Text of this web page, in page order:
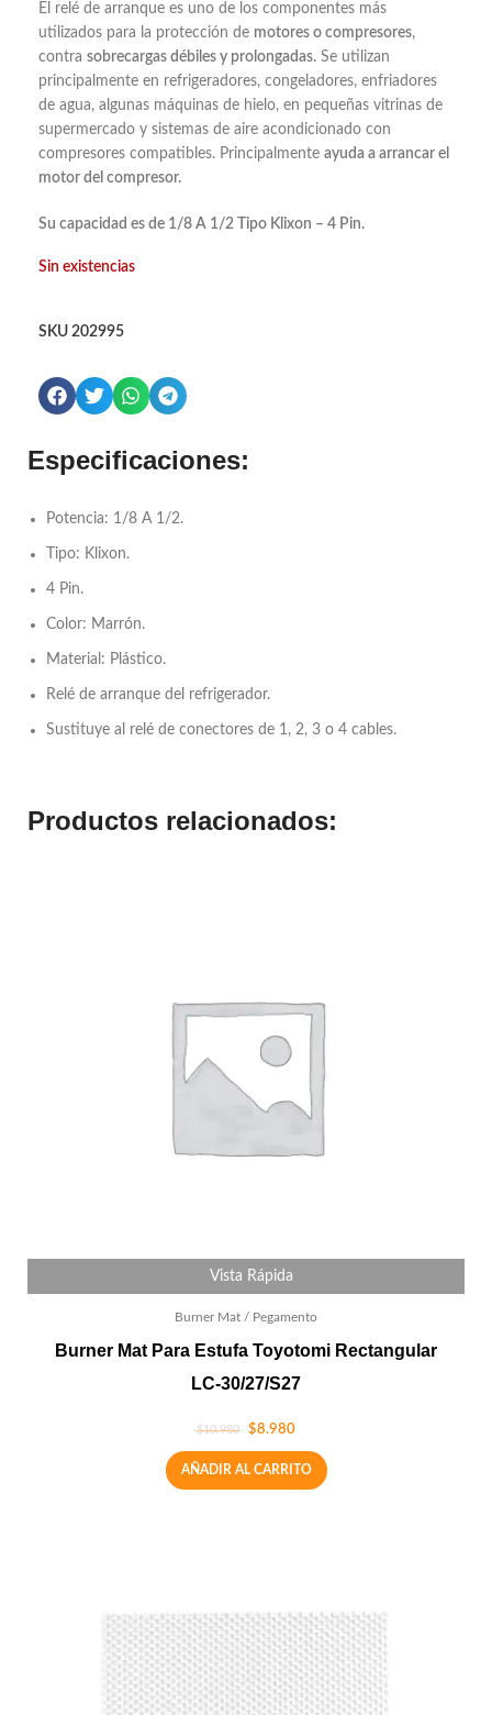
El relé de arranque es uno de los componentes más
utilizados para la protección de motores o compresores,
contra sobrecargas débiles y prolongadas. Se utilizan
principalmente en refrigeradores, congeladores, enfriadores
de agua, algunas máquinas de hielo, en pequeñas vitrinas de
supermercado y sistemas de aire acondicionado con
compresores compatibles. Principalmente ayuda a arrancar el
motor del compresor.
Su capacidad es de 1/8 A 1/2 Tipo Klixon – 4 Pin.
Sin existencias
SKU 202995
Especificaciones:
Potencia: 1/8 A 1/2.
Tipo: Klixon.
4 Pin.
Color: Marrón.
Material: Plástico.
Relé de arranque del refrigerador.
Sustituye al relé de conectores de 1, 2, 3 o 4 cables.
Productos relacionados:
Vista Rápida
Burner Mat / Pegamento
Burner Mat Para Estufa Toyotomi Rectangular
LC-30/27/S27
$10.980 $8.980
AÑADIR AL CARRITO